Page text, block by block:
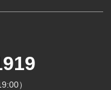
）